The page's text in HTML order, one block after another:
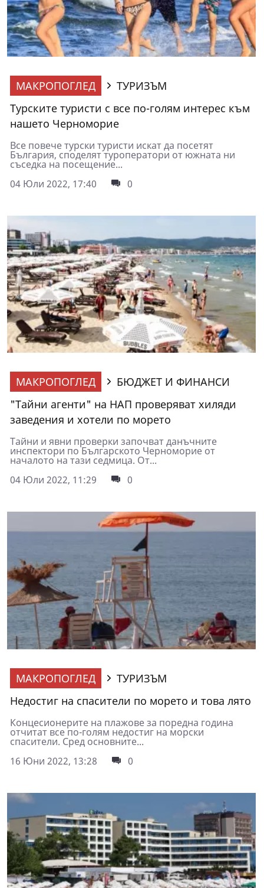
МАКРОПОГЛЕД
ТУРИЗЪМ
Турските туристи с все по-голям интерес към
нашето Черноморие
Все повече турски туристи искат да посетят
България, споделят туроператори от южната ни
съседка на посещение...
04 Юли 2022, 17:40
0
МАКРОПОГЛЕД
БЮДЖЕТ И ФИНАНСИ
"Тайни агенти" на НАП проверяват хиляди
заведения и хотели по морето
Тайни и явни проверки започват данъчните
инспектори по Българското Черноморие от
началото на тази седмица. От...
04 Юли 2022, 11:29
0
МАКРОПОГЛЕД
ТУРИЗЪМ
Недостиг на спасители по морето и това лято
Концесионерите на плажове за поредна година
отчитат все по-голям недостиг на морски
спасители. Сред основните...
16 Юни 2022, 13:28
0